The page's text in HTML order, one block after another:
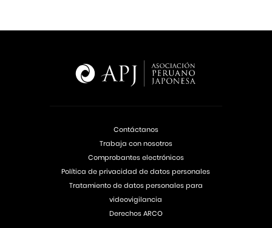
Contáctanos
Trabaja con nosotros
Comprobantes electrónicos
Política de privacidad de datos personales
Tratamiento de datos personales para
videovigilancia
Derechos ARCO